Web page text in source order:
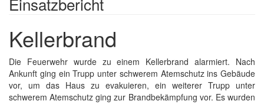
Kellerbrand
Die Feuerwehr wurde zu einem Kellerbrand alarmiert. Nach
Ankunft ging ein Trupp unter schwerem Atemschutz ins Gebäude
vor, um das Haus zu evakuieren, ein weiterer Trupp unter
schwerem Atemschutz ging zur Brandbekämpfung vor. Es wurden